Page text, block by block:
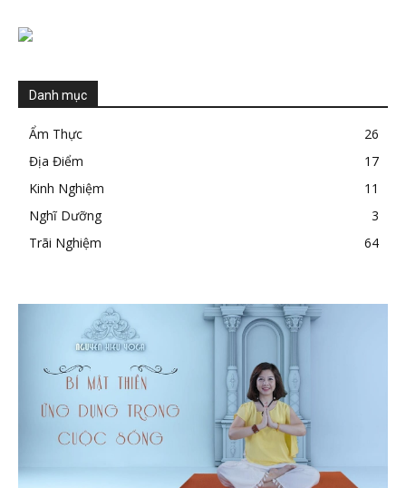
Danh mục
Ẩm Thực
26
Địa Điểm
17
Kinh Nghiệm
11
Nghĩ Dưỡng
3
Trãi Nghiệm
64